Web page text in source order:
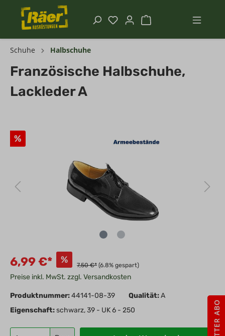
Schuhe Halbschuhe
Französische Halbschuhe,
Lackleder A
%
6,99 €* % 7,50 €* (6.8% gespart)
Preise inkl. MwSt. zzgl. Versandkosten
Produktnummer:44141-08-39 Qualität:A
Eigenschaft:schwarz, 39 - UK 6 - 250